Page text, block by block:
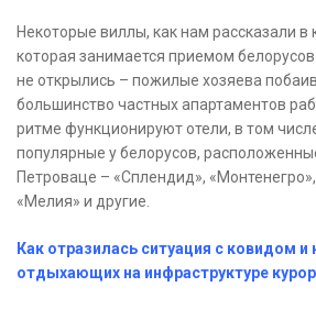
Некоторые виллы, как нам рассказали в
которая занимается приемом
не открылись – пожилые хозяева
большинство частных апартаментов
ритме функционируют отели, в том
популярные у белорусов,
Петроваце – «Сплендид»,
«Мелия» и другие.
Как отразилась ситуация с ковидом
отдыхающих на инфраструктуре